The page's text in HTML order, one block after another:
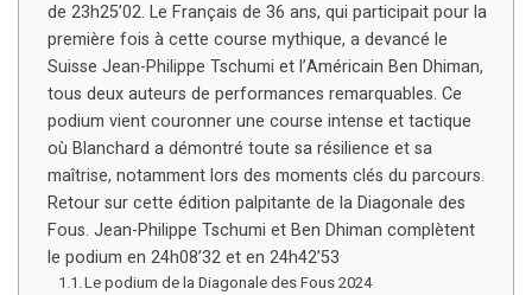
de 23h25’02. Le Français de 36 ans, qui participait pour la
première fois à cette course mythique, a devancé le
Suisse Jean-Philippe Tschumi et l’Américain Ben Dhiman,
tous deux auteurs de performances remarquables. Ce
podium vient couronner une course intense et tactique
où Blanchard a démontré toute sa résilience et sa
maîtrise, notamment lors des moments clés du parcours.
Retour sur cette édition palpitante de la Diagonale des
Fous. Jean-Philippe Tschumi et Ben Dhiman complètent
le podium en 24h08’32 et en 24h42’53
Le podium de la Diagonale des Fous 2024